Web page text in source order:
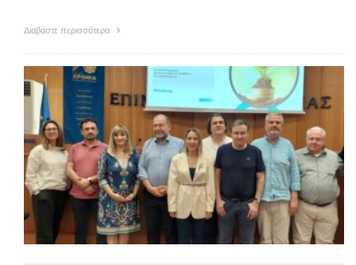
Διαβάστε περισσότερα